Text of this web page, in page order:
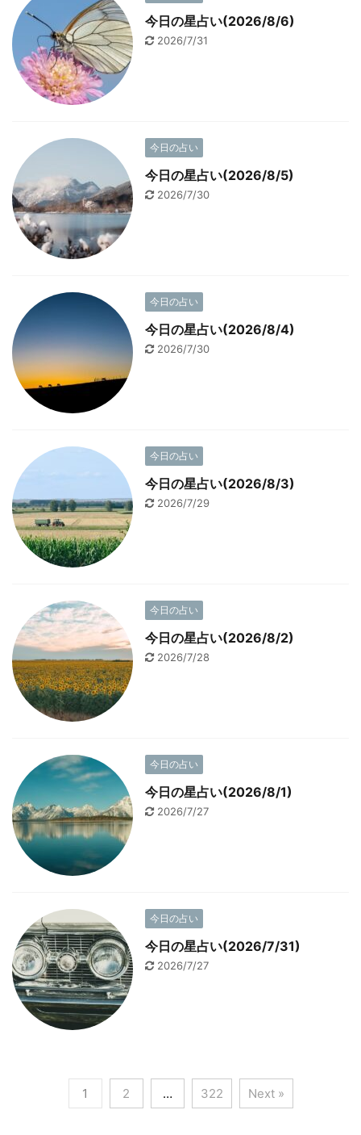
今日の星占い(2026/8/6)
2026/7/31
今日の占い
今日の星占い(2026/8/5)
2026/7/30
今日の占い
今日の星占い(2026/8/4)
2026/7/30
今日の占い
今日の星占い(2026/8/3)
2026/7/29
今日の占い
今日の星占い(2026/8/2)
2026/7/28
今日の占い
今日の星占い(2026/8/1)
2026/7/27
今日の占い
今日の星占い(2026/7/31)
2026/7/27
1 2 … 322 Next »